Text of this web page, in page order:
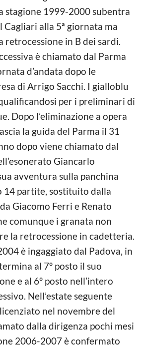
stagione 1999-2000 subentra
Cagliari alla 5ª giornata ma
retrocessione in B dei sardi.
è chiamato dal Parma
d’andata dopo le
di Arrigo Sacchi. I gialloblu
per i preliminari di
Dopo l’eliminazione a opera
la guida del Parma il 31
dopo viene chiamato dal
Giancarlo
avventura sulla panchina
14 partite, sostituito dalla
Giacomo Ferri e Renato
comunque i granata non
la retrocessione in cadetteria.
è ingaggiato dal Padova, in
al 7º posto il suo
e al 6º posto nell’intero
Nell’estate seguente
nel novembre del
dalla dirigenza pochi mesi
2006-2007 è confermato